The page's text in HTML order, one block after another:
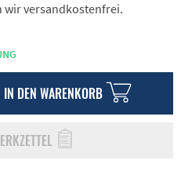
IN DEN WARENKORB
wir versandkostenfrei.